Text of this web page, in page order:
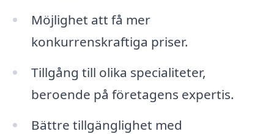
Möjlighet att få mer
konkurrenskraftiga priser.
Tillgång till olika specialiteter,
beroende på företagens expertis.
Bättre tillgänglighet med